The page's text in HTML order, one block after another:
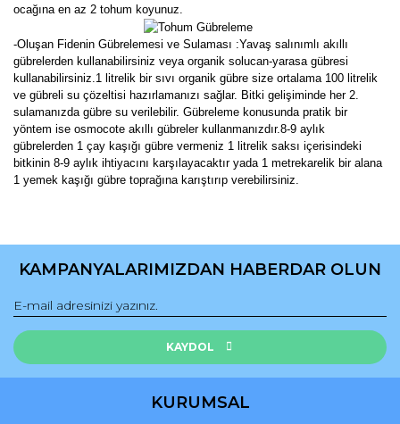
ocağına en az 2 tohum koyunuz.
-Oluşan Fidenin Gübrelemesi ve Sulaması :Yavaş salınımlı akıllı
gübrelerden kullanabilirsiniz veya organik solucan-yarasa gübresi
kullanabilirsiniz.1 litrelik bir sıvı organik gübre size ortalama 100 litrelik
ve gübreli su çözeltisi hazırlamanızı sağlar. Bitki gelişiminde her 2.
sulamanızda gübre su verilebilir. Gübreleme konusunda pratik bir
yöntem ise osmocote akıllı gübreler kullanmanızdır.8-9 aylık
gübrelerden 1 çay kaşığı gübre vermeniz 1 litrelik saksı içerisindeki
bitkinin 8-9 aylık ihtiyacını karşılayacaktır yada 1 metrekarelik bir alana
1 yemek kaşığı gübre toprağına karıştırıp verebilirsiniz.
konularda yetersiz gördüğünüz noktaları öneri formunu
Görüş ve önerileriniz için teşekkür ederiz.
Ürün resmi kalitesiz, bozuk veya görüntülenemiyor.
Ürün açıklamasında eksik bilgiler bulunuyor.
Ürün fiyatı diğer sitelerden daha pahalı.
KAMPANYALARIMIZDAN HABERDAR OLUN
KAYDOL
KURUMSAL